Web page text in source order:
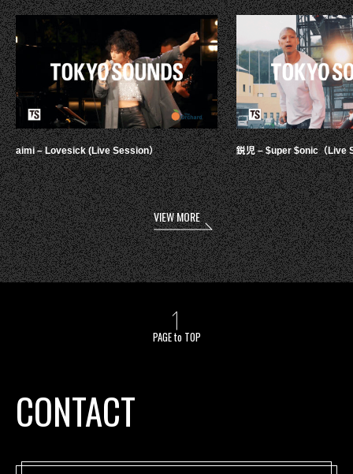
aimi – Lovesick (Live Session） 鋭児 – $uper $onic（Live
VIEW MORE
PAGE to TOP
CONTACT